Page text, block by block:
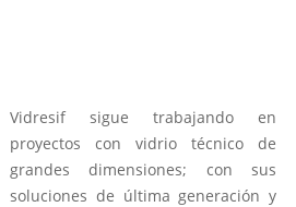
Vidresif sigue trabajando en
proyectos con vidrio técnico de
grandes dimensiones; con sus
soluciones de última generación y